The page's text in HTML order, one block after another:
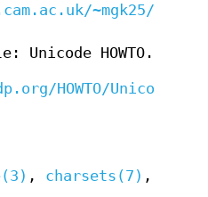
~mgk25/
Unicode HOWTO.
HOWTO/Unicode-
, charsets(7) ,